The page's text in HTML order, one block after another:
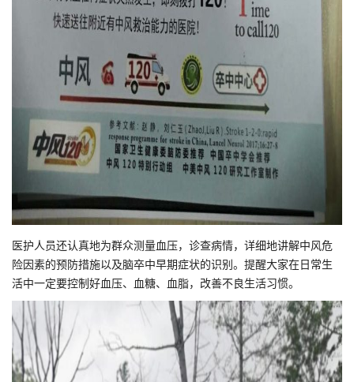
医护人员还认真地为群众测量血压，诊查病情，详细地讲解中风危
险因素的预防措施以及脑卒中早期症状的识别。提醒大家在日常生
活中一定要控制好血压、血糖、血脂，改善不良生活习惯。